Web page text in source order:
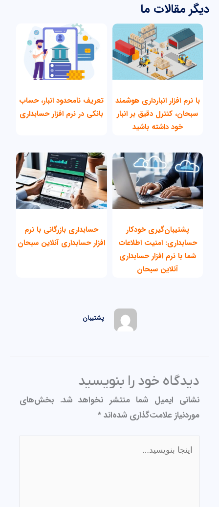
دیگر مقالات ما
با نرم افزار انبارداری هوشمند
سبحان، کنترل دقیق بر انبار
خود داشته باشید
تعریف نامحدود انبار، حساب
بانکی در نرم افزار حسابداری
پشتیبان‌گیری خودکار
حسابداری: امنیت اطلاعات
شما با نرم افزار حسابداری
آنلاین سبحان
حسابداری بازرگانی با نرم
افزار حسابداری آنلاین سبحان
پشتیبان
دیدگاه‌ خود را بنویسید
نشانی ایمیل شما منتشر نخواهد شد. بخش‌های
موردنیاز علامت‌گذاری شده‌اند*
بنویسید…